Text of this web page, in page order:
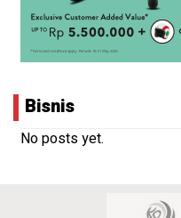
Bisnis
No posts yet.